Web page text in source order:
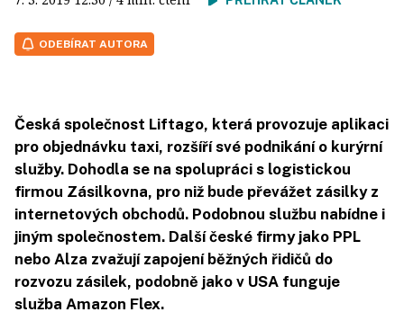
ODEBÍRAT AUTORA
Česká společnost Liftago, která provozuje aplikaci
pro objednávku taxi, rozšíří své podnikání o kurýrní
služby. Dohodla se na spolupráci s logistickou
firmou Zásilkovna, pro niž bude převážet zásilky z
internetových obchodů. Podobnou službu nabídne i
jiným společnostem. Další české firmy jako PPL
nebo Alza zvažují zapojení běžných řidičů do
rozvozu zásilek, podobně jako v USA funguje
služba Amazon Flex.